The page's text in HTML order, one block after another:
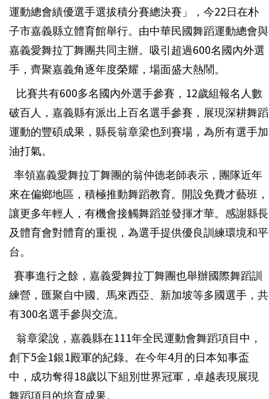
運動總會績優選手選拔積分賽總決賽」，今22日在朴
子市嘉義縣立體育館舉行。由中華民國舞蹈運動總會與
嘉義愛舞拉丁舞團共同主辦。吸引超過600名國內外選
手，齊聚嘉義角逐年度榮耀，場面盛大熱鬧。
比賽共有600多名國內外選手參賽，12歲組報名人數
破百人，嘉義縣有派出上百名選手參賽，展現深耕舞蹈
運動的豐碩成果，縣長翁章梁也到賽場，為所有選手加
油打氣。
率領嘉義愛舞拉丁舞團的翁仲德老師表示，團隊近年
來在偏鄉地區，積極推動舞蹈教育。開設免費才藝班，
讓更多年輕人，有機會接觸舞蹈並發揮才華。感謝縣長
及體育會對體育的重視，為選手提供優良訓練環境和平
台。
賽事進行之餘，嘉義愛舞拉丁舞團也舉辦國際舞蹈訓
練營，匯聚自中國、馬來西亞、新加坡等多國選手，共
有300名選手參與交流。
翁章梁說，嘉義縣在111年全民運動會舞蹈項目中，
創下5金1銀1殿軍的紀錄。在今年4月的日本知事盃
中，成功奪得18歲以下組別世界冠軍，卓越表現展現
舞蹈項目的培育成果。